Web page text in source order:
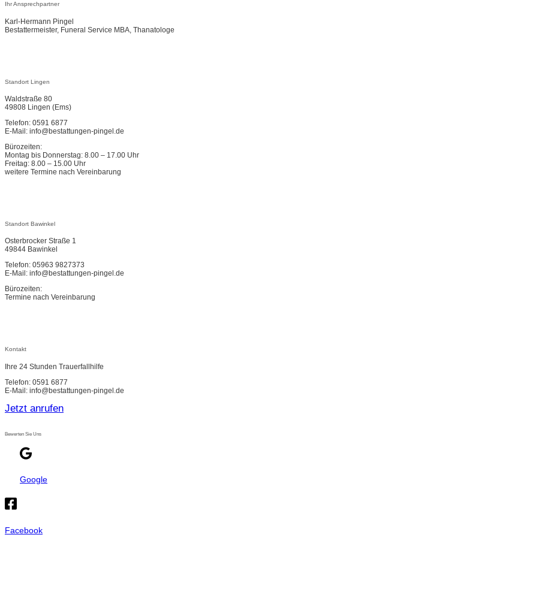
Ihr Ansprechpartner
Karl-Hermann Pingel
Bestattermeister, Funeral Service MBA, Thanatologe
Standort Lingen
Waldstraße 80
49808 Lingen (Ems)
Telefon: 0591 6877
E-Mail: info@bestattungen-pingel.de
Bürozeiten:
Montag bis Donnerstag: 8.00 – 17.00 Uhr
Freitag: 8.00 – 15.00 Uhr
weitere Termine nach Vereinbarung
Standort Bawinkel
Osterbrocker Straße 1
49844 Bawinkel
Telefon: 05963 9827373
E-Mail: info@bestattungen-pingel.de
Bürozeiten:
Termine nach Vereinbarung
Kontakt
Ihre 24 Stunden Trauerfallhilfe
Telefon: 0591 6877
E-Mail: info@bestattungen-pingel.de
Jetzt anrufen
Bewerten Sie Uns
Google
Facebook